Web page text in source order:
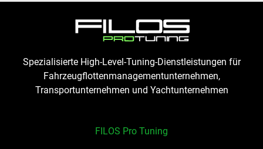
Spezialisierte High-Level-Tuning-Dienstleistungen für
Fahrzeugflottenmanagementunternehmen,
Transportunternehmen und Yachtunternehmen
FILOS Pro Tuning